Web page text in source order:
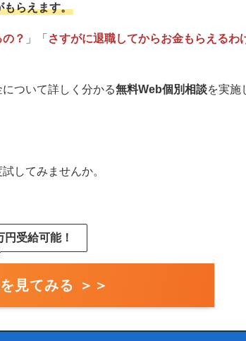
もらえます。
？ 」「 さすがに退職してからお金もらえるわ
について詳しく分かる無料Web個別相談を実施
してみませんか。
受給可能！
見てみる ＞＞